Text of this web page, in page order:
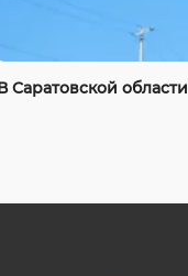
Саратовской